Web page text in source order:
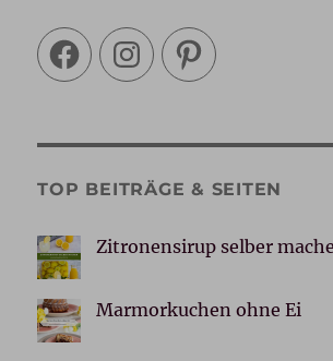
FacebookInstagramPinterest
TOP BEITRÄGE & SEITEN
Zitronensirup selber
Marmorkuchen ohne Ei